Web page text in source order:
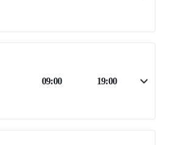
09:00 19:00